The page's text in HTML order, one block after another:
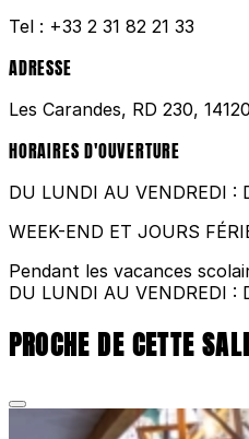
Tel : +33 2 31 82 21 33
ADRESSE
Les Carandes, RD 230,
HORAIRES D'OUVERTURE
DU LUNDI AU VENDREDI :
WEEK-END ET JOURS
Pendant les vacances
DU LUNDI AU VENDREDI :
PROCHE DE CETTE